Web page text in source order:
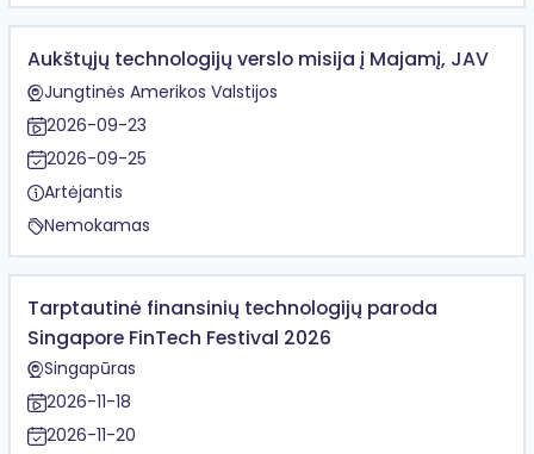
Aukštųjų technologijų verslo misija į Majamį, JAV
Jungtinės Amerikos Valstijos
2026-09-23
2026-09-25
Artėjantis
Nemokamas
Tarptautinė finansinių technologijų paroda
Singapore FinTech Festival 2026
Singapūras
2026-11-18
2026-11-20